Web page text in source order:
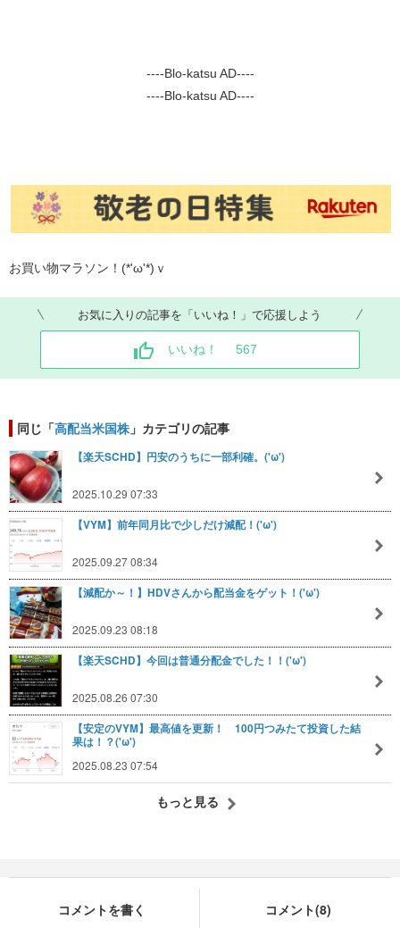
----Blo-katsu AD----
----Blo-katsu AD----
お買い物マラソン！(*'ω'*)ｖ
お気に入りの記事を「いいね！」で応援しよう
いいね！ 567
同じ「高配当米国株」カテゴリの記事
【楽天SCHD】円安のうちに一部利確。('ω')
2025.10.29 07:33
【VYM】前年同月比で少しだけ減配！('ω')
2025.09.27 08:34
【減配か～！】HDVさんから配当金をゲット！('ω')
2025.09.23 08:18
【楽天SCHD】今回は普通分配金でした！！('ω')
2025.08.26 07:30
【安定のVYM】最高値を更新！ 100円つみたて投資した結
果は！？('ω')
2025.08.23 07:54
もっと見る
コメントを書く コメント(8)